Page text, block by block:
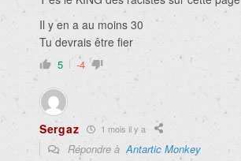
Il y en a au moins 30
Tu devrais être fier
5 -4
Sergaz 1 mois il y a
Répondre àAntartic Monkey